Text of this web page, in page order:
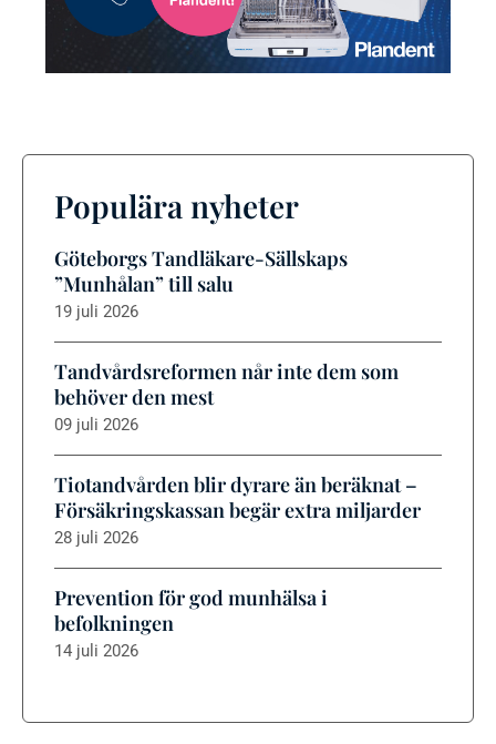
Populära nyheter
Göteborgs Tandläkare-Sällskaps
”Munhålan” till salu
19 juli 2026
Tandvårdsreformen når inte dem som
behöver den mest
09 juli 2026
Tiotandvården blir dyrare än beräknat –
Försäkringskassan begär extra miljarder
28 juli 2026
Prevention för god munhälsa i
befolkningen
14 juli 2026